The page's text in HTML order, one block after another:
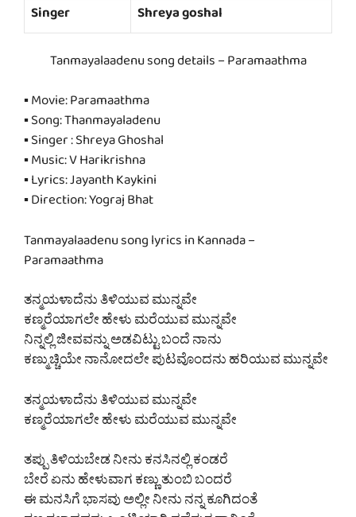
Singer
Shreya goshal
Tanmayalaadenu song details – Paramaathma
▪ Movie: Paramaathma
▪ Song: Thanmayaladenu
▪ Singer : Shreya Ghoshal
▪ Music: V Harikrishna
▪ Lyrics: Jayanth Kaykini
▪ Direction: Yograj Bhat
Tanmayalaadenu song lyrics in Kannada –
Paramaathma
ತನ್ಮಯಳಾದೆನು ತಿಳಿಯುವ ಮುನ್ನವೇ
ಕಣ್ಮರೆಯಾಗಲೇ ಹೇಳು ಮರೆಯುವ ಮುನ್ನವೇ
ನಿನ್ನಲ್ಲಿ ಜೀವವನ್ನು ಅಡವಿಟ್ಟು ಬಂದೆ ನಾನು
ಕಣ್ಮುಚ್ಚಿಯೇ ನಾನೋದಲೇ ಪುಟವೊಂದನು ಹರಿಯುವ ಮುನ್ನವೇ
ತನ್ಮಯಳಾದೆನು ತಿಳಿಯುವ ಮುನ್ನವೇ
ಕಣ್ಮರೆಯಾಗಲೇ ಹೇಳು ಮರೆಯುವ ಮುನ್ನವೇ
ತಪ್ಪು ತಿಳಿಯಬೇಡ ನೀನು ಕನಸಿನಲ್ಲಿ ಕಂಡರೆ
ಬೇರೆ ಏನು ಹೇಳುವಾಗ ಕಣ್ಣು ತುಂಬಿ ಬಂದರೆ
ಈ ಮನಸಿಗೆ ಭಾಸವು ಅಲ್ಲೀ ನೀನು ನನ್ನ ಕೂಗಿದಂತೆ